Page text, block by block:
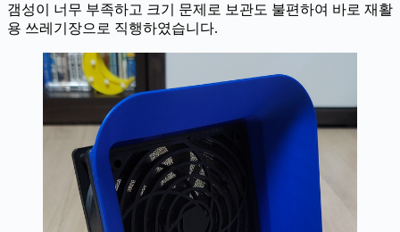
갬성이 너무 부족하고 크기 문제로 보관도 불편하여 바로 재활
용 쓰레기장으로 직행하였습니다.